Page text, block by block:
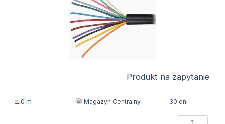
Produkt na zapytanie
0 m Magazyn Centralny 30 dni